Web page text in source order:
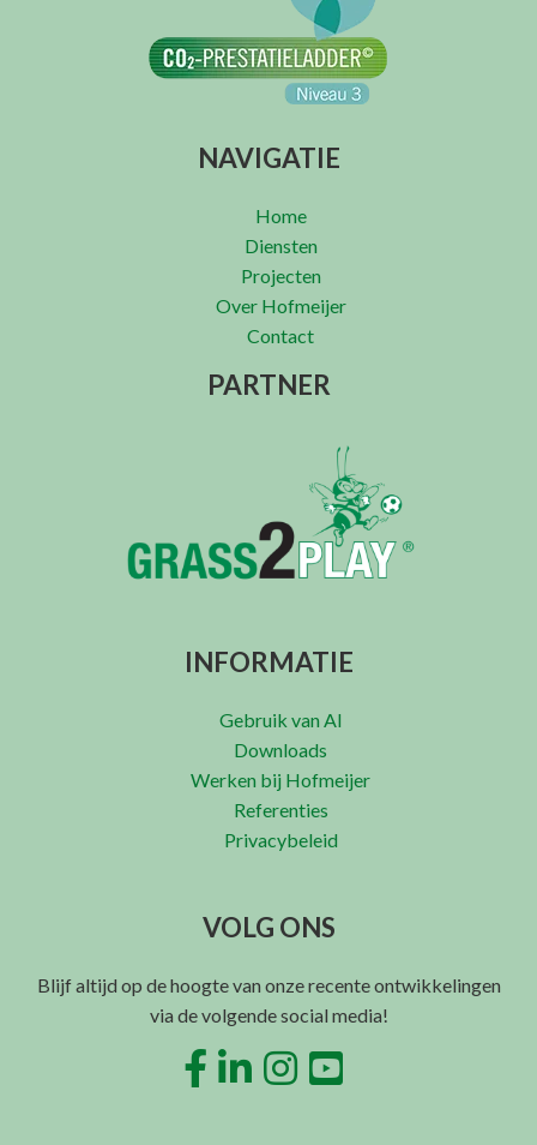
NAVIGATIE
Home
Diensten
Projecten
Over Hofmeijer
Contact
PARTNER
INFORMATIE
Gebruik van AI
Downloads
Werken bij Hofmeijer
Referenties
Privacybeleid
VOLG ONS
Blijf altijd op de hoogte van onze recente ontwikkelingen
via de volgende social media!